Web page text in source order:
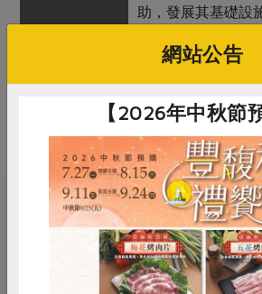
助，發展其基礎設
以跟任何食材拌炒
咖哩炒飯、炒麵、
關鍵字
# 馥聚 # 咖哩粉
RPET 食譜
網站公告
【2026年中秋節